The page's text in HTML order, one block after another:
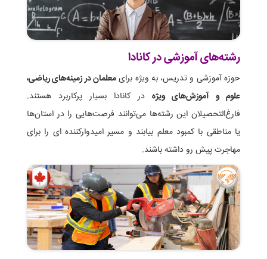
رشته‌های آموزشی در کانادا
حوزه آموزشی و تدریس، به ویژه برایمعلمان در زمینه‌های ریاضی،
علوم و آموزش‌های ویژه در کانادا بسیار پرکاربرد هستند.
فارغ‌التحصیلان این رشته‌ها می‌توانند فرصت‌هایی را در استان‌ها
یا مناطقی با کمبود معلم بیابند و مسیر امیدوارکننده ای را برای
مهاجرت پیش رو داشته باشند.